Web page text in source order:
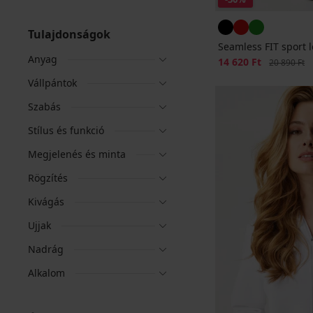
Tulajdonságok
Anyag
Vállpántok
Szabás
Stílus és funkció
Megjelenés és minta
Rögzítés
Kivágás
Ujjak
Nadrág
Alkalom
Seamless FIT sport
Kedvezmény
14 620 Ft Eredeti ár
20 890 Ft